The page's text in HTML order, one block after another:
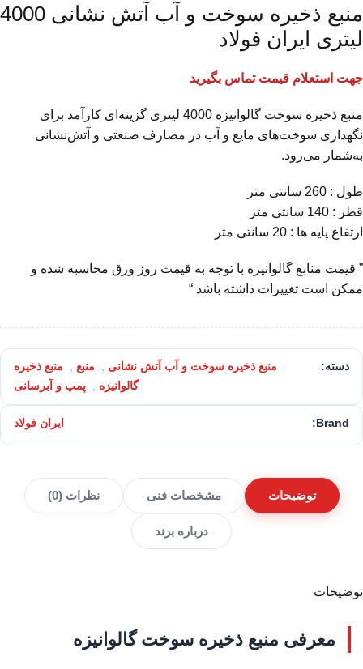
منبع ذخیره سوخت و آب آتش نشانی 4000
لیتری ایران فولاد
جهت استعلام قیمت تماس بگیرید
منبع ذخیره سوخت گالوانیزه 4000 لیتری گزینه‌ای کارآمد برای
نگهداری سوخت‌های مایع و آب در مصارف صنعتی و آتش‌نشانی
به‌شمار می‌رود.
طول : 260 سانتی متر
قطر : 140 سانتی متر
ارتفاع پایه ها : 20 سانتی متر
” قیمت منابع گالوانیزه با توجه به قیمت روز ورق محاسبه شده و
ممکن است تغییرات داشته باشد “
دسته: منبع ذخیره سوخت و آب آتش نشانی منبع
منبع ذخیره
گالوانیزه
پمپ و آبرسانی
Brand: ایران فولاد
توضیحات مشخصات فنی نظرات (0)
درباره برند
توضیحات
معرفی منبع ذخیره سوخت گالوانیزه